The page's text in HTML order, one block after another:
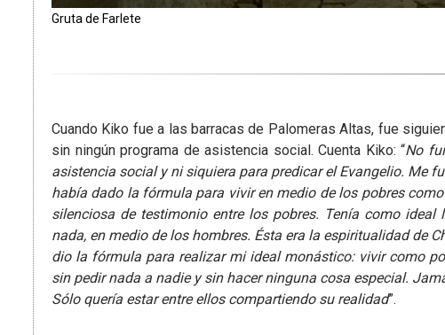
Gruta de Farlete
Cuando Kiko fue a las barracas de Palomeras Altas, fue
sin ningún programa de asistencia social. Cuenta Kiko: “No
asistencia social y ni siquiera para predicar el Evangelio. Me
había dado la fórmula para vivir en medio de los pobres
silenciosa de testimonio entre los pobres. Tenía como
nada, en medio de los hombres. Ésta era la espiritualidad de
dio la fórmula para realizar mi ideal monástico: vivir como
sin pedir nada a nadie y sin hacer ninguna cosa especial.
Sólo quería estar entre ellos compartiendo su realidad”.